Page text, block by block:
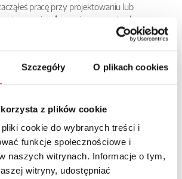
Szczegóły O plikach cookies
z plików cookie
cookie do wybranych treści i
funkcje społecznościowe i
naszych witrynach. Informacje o tym,
witryny, udostępniać
pracę przy projektowaniu lub
sterowania, albo może po prostu chcesz
która mogła gdzieś umknąć, to serdecznie
filmu, który przygotowaliśmy wraz z
przekaznik-elektromagnetyczny-co-
POWRÓT